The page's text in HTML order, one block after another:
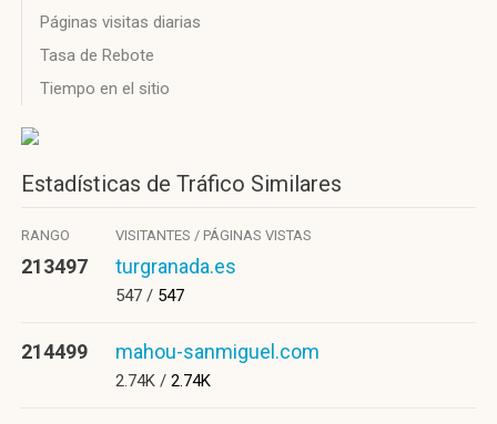
Páginas visitas diarias
Tasa de Rebote
Tiempo en el sitio
Estadísticas de Tráfico Similares
RANGO VISITANTES / PÁGINAS VISTAS
213497 turgranada.es
547 / 547
214499 mahou-sanmiguel.com
2.74K / 2.74K